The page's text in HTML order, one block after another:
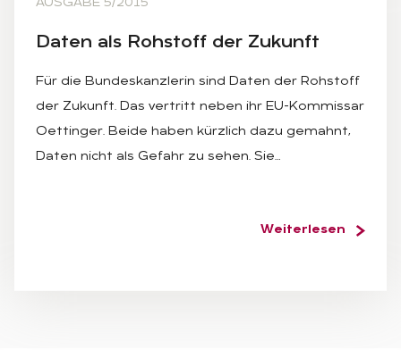
AUSGABE 5/2015
Da­ten als Roh­stoff der Zu­kunft
Für die Bundeskanzlerin sind Daten der Rohstoff
der Zukunft. Das vertritt neben ihr EU-Kommissar
Oettinger. Beide haben kürzlich dazu gemahnt,
Daten nicht als Gefahr zu sehen. Sie…
Weiterlesen